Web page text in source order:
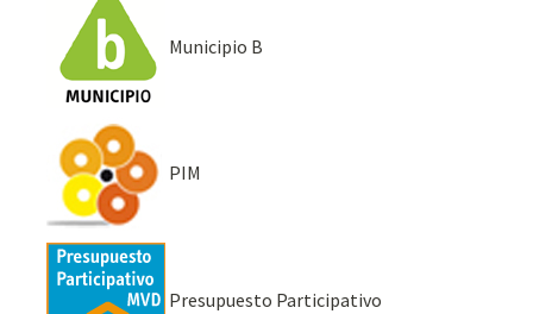
Municipio B
PIM
Presupuesto Participativo